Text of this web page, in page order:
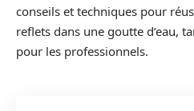
conseils et techniques pour
reflets dans une goutte d’eau,
pour les professionnels.